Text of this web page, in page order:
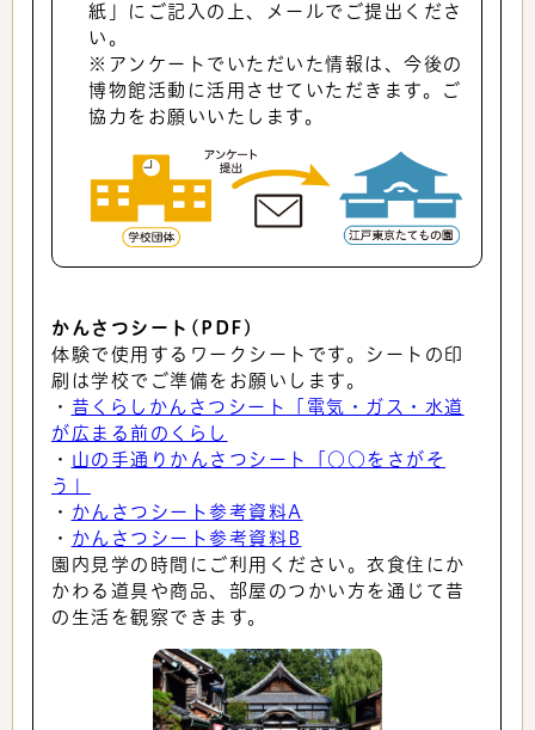
紙」にご記入の上、メールでご提出くださ
い。
※アンケートでいただいた情報は、今後の
博物館活動に活用させていただきます。ご
協力をお願いいたします。
かんさつシート(PDF)
体験で使用するワークシートです。シートの印
刷は学校でご準備をお願いします。
・ 昔くらしかんさつシート「電気・ガス・水道
が広まる前のくらし
・ 山の手通りかんさつシート「○○をさがそ
う」
・ かんさつシート参考資料A
・ かんさつシート参考資料B
園内見学の時間にご利用ください。衣食住にか
かわる道具や商品、部屋のつかい方を通じて昔
の生活を観察できます。